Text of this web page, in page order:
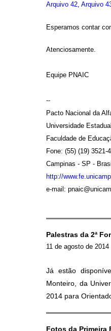
Arquivo 42,Arquivo
Esperamos contar
Atenciosamente.
Equipe PNAIC
--
Pacto Nacional da
Universidade
Faculdade de
Fone: (55) (19) 3521-
Campinas - SP - Brasil
http://
e-mail:
Palestras da 2ª
11 de agosto de 2014
Já estão
Monteiro, da
2014 para
Fotos da Primeira